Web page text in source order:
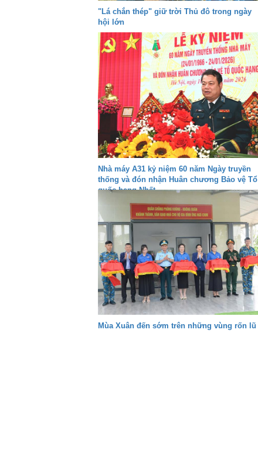
"Lá chắn thép" giữ trời Thủ đô trong ngày
hội lớn
Nhà máy A31 kỷ niệm 60 năm Ngày truyền
thống và đón nhận Huân chương Bảo vệ Tổ
quốc hạng Nhất
Mùa Xuân đến sớm trên những vùng rốn lũ